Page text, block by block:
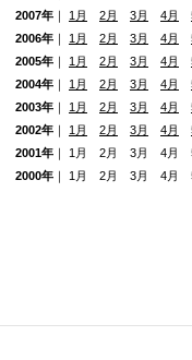
2007年 ｜ 1月 2月 3月 4月
2006年 ｜ 1月 2月 3月 4月
2005年 ｜ 1月 2月 3月 4月
2004年 ｜ 1月 2月 3月 4月
2003年 ｜ 1月 2月 3月 4月
2002年 ｜ 1月 2月 3月 4月
2001年 ｜ 1月 2月 3月 4
2000年 ｜ 1月 2月 3月 4